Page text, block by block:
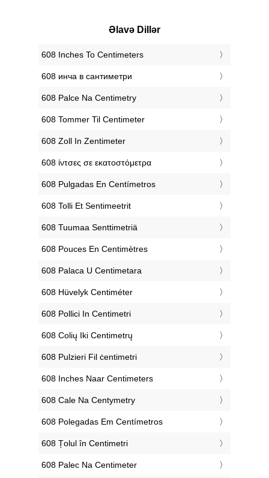
Əlavə Dillər
‎608 Inches To Centimeters
‎608 инча в сантиметри
‎608 Palce Na Centimetry
‎608 Tommer Til Centimeter
‎608 Zoll In Zentimeter
‎608 ίντσες σε εκατοστόμετρα
‎608 Pulgadas En Centímetros
‎608 Tolli Et Sentimeetrit
‎608 Tuumaa Senttimetriä
‎608 Pouces En Centimètres
‎608 Palaca U Centimetara
‎608 Hüvelyk Centiméter
‎608 Pollici In Centimetri
‎608 Colių Iki Centimetrų
‎608 Pulzieri Fil ċentimetri
‎608 Inches Naar Centimeters
‎608 Cale Na Centymetry
‎608 Polegadas Em Centímetros
‎608 Țolul în Centimetri
‎608 Palec Na Centimeter